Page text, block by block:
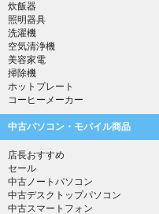
炊飯器
照明器具
洗濯機
空気清浄機
美容家電
掃除機
ホットプレート
コーヒーメーカー
中古パソコン・モバイル商品
店長おすすめ
セール
中古ノートパソコン
中古デスクトップパソコン
中古スマートフォン